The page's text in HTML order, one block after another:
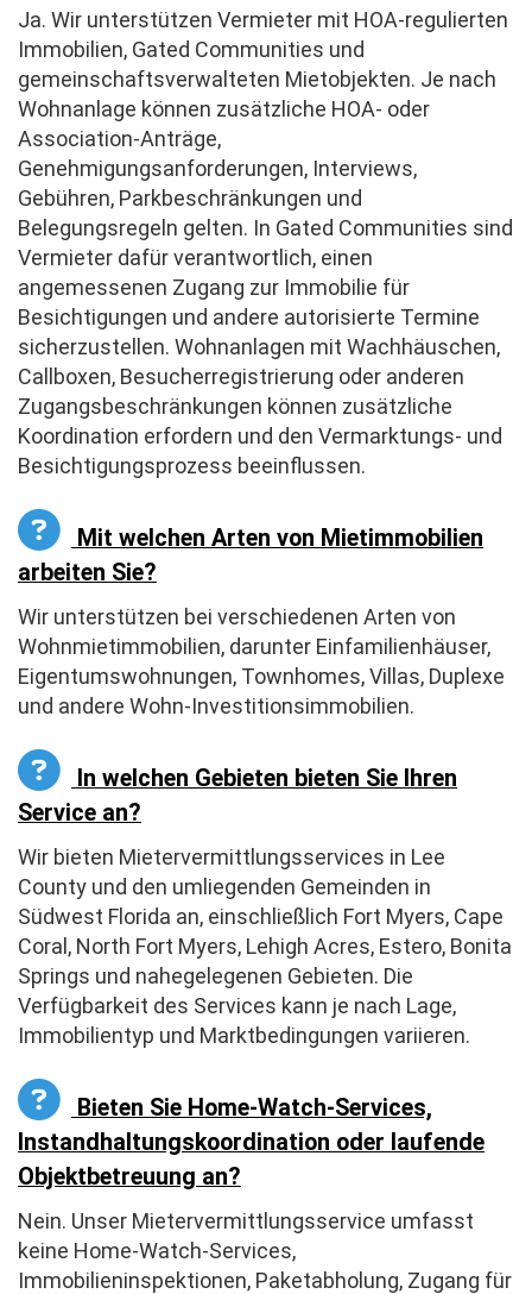
Ja. Wir unterstützen Vermieter mit HOA-regulierten
Immobilien, Gated Communities und
gemeinschaftsverwalteten Mietobjekten. Je nach
Wohnanlage können zusätzliche HOA- oder
Association-Anträge,
Genehmigungsanforderungen, Interviews,
Gebühren, Parkbeschränkungen und
Belegungsregeln gelten. In Gated Communities sind
Vermieter dafür verantwortlich, einen
angemessenen Zugang zur Immobilie für
Besichtigungen und andere autorisierte Termine
sicherzustellen. Wohnanlagen mit Wachhäuschen,
Callboxen, Besucherregistrierung oder anderen
Zugangsbeschränkungen können zusätzliche
Koordination erfordern und den Vermarktungs- und
Besichtigungsprozess beeinflussen.
Mit welchen Arten von Mietimmobilien
arbeiten Sie?
Wir unterstützen bei verschiedenen Arten von
Wohnmietimmobilien, darunter Einfamilienhäuser,
Eigentumswohnungen, Townhomes, Villas, Duplexe
und andere Wohn-Investitionsimmobilien.
In welchen Gebieten bieten Sie Ihren
Service an?
Wir bieten Mietervermittlungsservices in Lee
County und den umliegenden Gemeinden in
Südwest Florida an, einschließlich Fort Myers, Cape
Coral, North Fort Myers, Lehigh Acres, Estero, Bonita
Springs und nahegelegenen Gebieten. Die
Verfügbarkeit des Services kann je nach Lage,
Immobilientyp und Marktbedingungen variieren.
Bieten Sie Home-Watch-Services,
Instandhaltungskoordination oder laufende
Objektbetreuung an?
Nein. Unser Mietervermittlungsservice umfasst
keine Home-Watch-Services,
Immobilieninspektionen, Paketabholung, Zugang für